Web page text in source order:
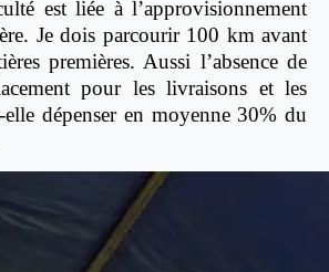
est liée à l’approvisionnement
Je dois parcourir 100 km avant
premières. Aussi l’absence de
pour les livraisons et les
dépenser en moyenne 30% du